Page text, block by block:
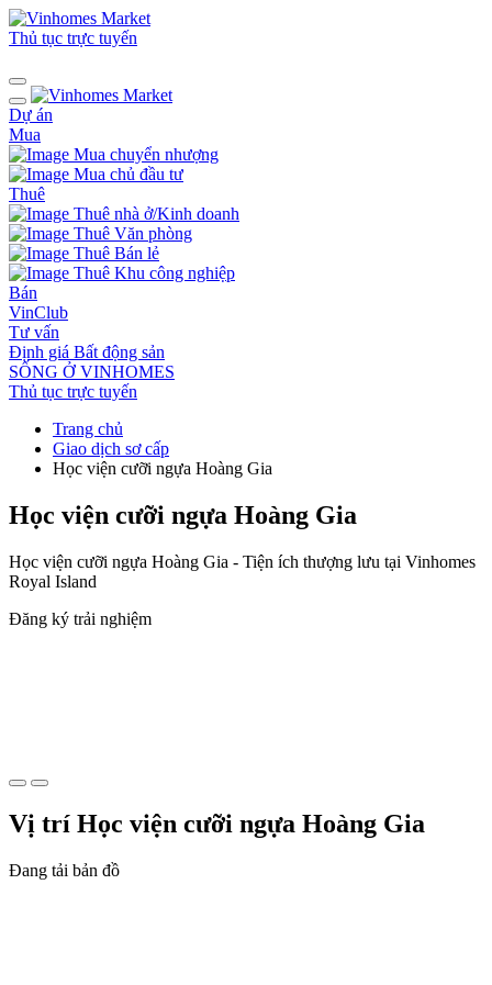
Thủ tục trực tuyến
Dự án
Mua
Mua chuyển nhượng
Mua chủ đầu tư
Thuê
Thuê nhà ở/Kinh doanh
Thuê Văn phòng
Thuê Bán lẻ
Thuê Khu công nghiệp
Bán
VinClub
Tư vấn
Định giá Bất động sản
SỐNG Ở VINHOMES
Thủ tục trực tuyến
Trang chủ
Giao dịch sơ cấp
Học viện cưỡi ngựa Hoàng Gia
Học viện cưỡi ngựa Hoàng Gia
Học viện cưỡi ngựa Hoàng Gia - Tiện ích thượng lưu tại Vinhomes
Royal Island
Đăng ký trải nghiệm
Vị trí Học viện cưỡi ngựa Hoàng Gia
Đang tải bản đồ